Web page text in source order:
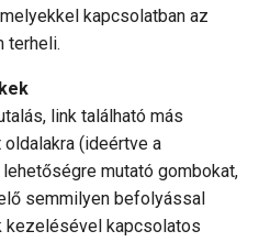
kapcsolatban az
terheli.
link található más
(ideértve a
mutató gombokat,
semmilyen befolyással
kezelésével kapcsolatos